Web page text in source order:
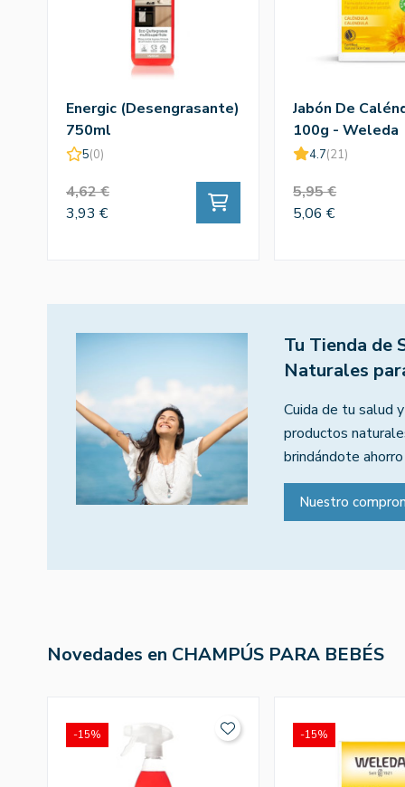
Energic (Desengrasante)
750ml
5(0)
4,62 €
3,93 €
Jabón De
100g - Weleda
4.7(21)
5,95 €
5,06 €
Tu Tienda de
Naturales
Cuida de tu salud
productos
brindándote
Nuestro
Novedades en CHAMPÚS PARA BEBÉS
-15% -15%